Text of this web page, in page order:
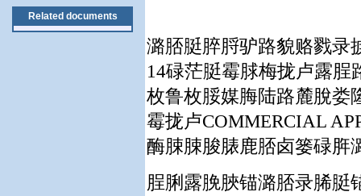
Related documents
潞脴脡脺脟驴路貌赂戮录
14碌茫脡霉脙梅拢卢露
枚鲁枚脮媒脢陆路麓脫娄
霉拢卢COMMERCIAL
酶脨脨脧脿鹿脴卤篓碌脌
脭脷露脕脥锚潞脴录脪脡